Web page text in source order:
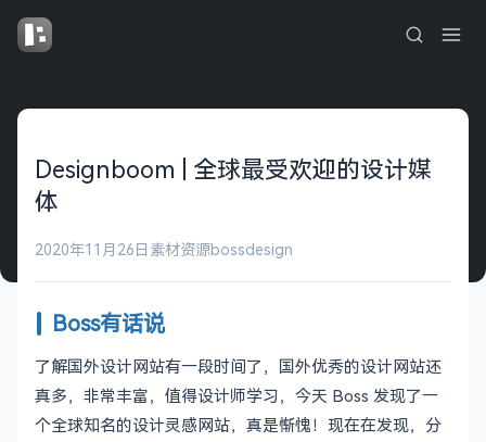
Designboom | 全球最受欢迎的设计媒
体
2020年11月26日 素材资源bossdesign
Boss有话说
了解国外设计网站有一段时间了，国外优秀的设计网站还
真多，非常丰富，值得设计师学习，今天 Boss 发现了一
个全球知名的设计灵感网站，真是惭愧！现在在发现，分